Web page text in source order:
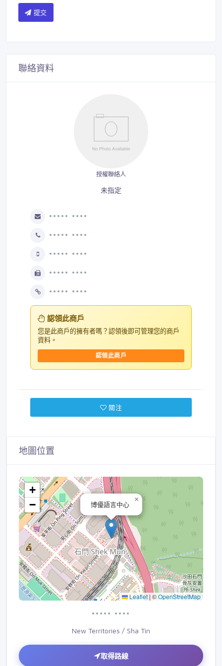
提交
聯絡資料
授權聯絡人
未指定
••••• ••••
••••• ••••
••••• ••••
••••• ••••
••••• ••••
認領此商戶
您是此商戶的擁有者嗎？認領後即可管理您的商戶
資料。
認領此商戶
關注
地圖位置
博優語言中心
×
+
−
Leaflet | ©OpenStreetMap
••••• ••••
New Territories / Sha Tin
取得路線